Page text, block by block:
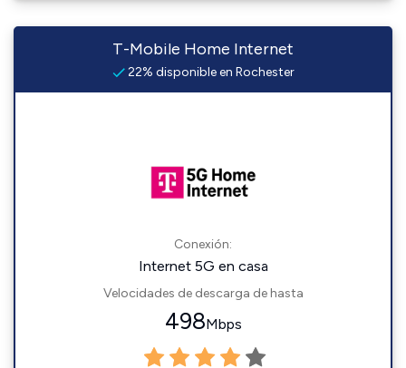
T-Mobile Home Internet
22% disponible en Rochester
Conexión:
Internet 5G en casa
Velocidades de descarga de hasta
498Mbps